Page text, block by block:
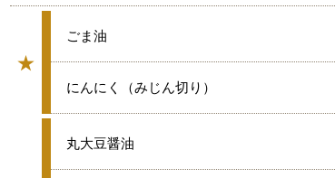
★
グループ
★
ごま油
★
にんにく（みじん切り）
●
丸大豆醤油